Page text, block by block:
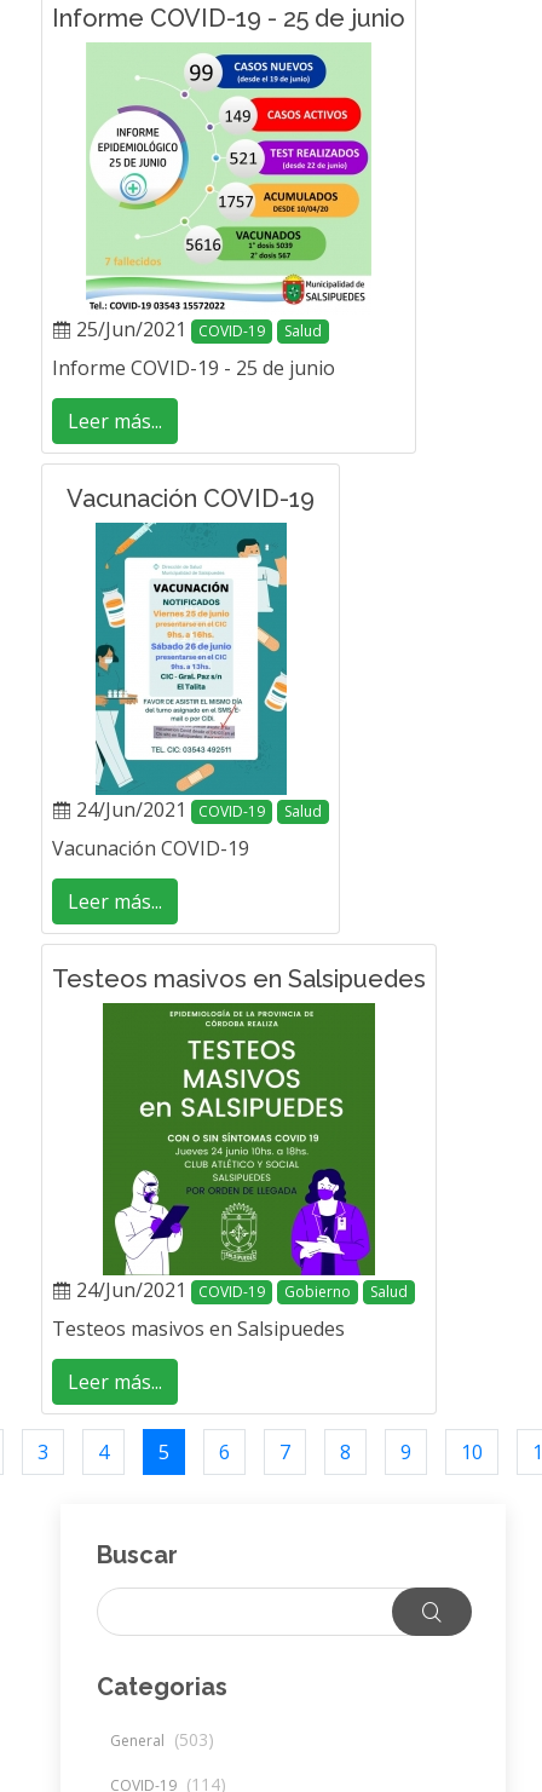
Informe COVID-19 - 25 de junio
25/Jun/2021 COVID-19 Salud
Informe COVID-19 - 25 de junio
Leer más...
Vacunación COVID-19
24/Jun/2021 COVID-19 Salud
Vacunación COVID-19
Leer más...
Testeos masivos en Salsipuedes
24/Jun/2021 COVID-19 Gobierno Salud
Testeos masivos en Salsipuedes
Leer más...
3 4 5 6 7 8 9 10
Buscar
Categorias
General (503)
COVID-19 (114)